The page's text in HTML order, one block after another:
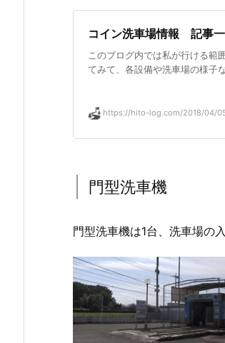
コイン洗車場情報 記事
このブログ内では私が行ける範
てみて、各設備や洗車場の様子
https://hito-log.com/2018/04/
門型洗車機
門型洗車機は1台、洗車場の